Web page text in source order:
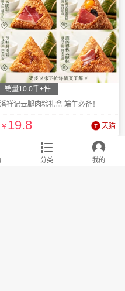
销量10.0千+件
潘祥记云腿肉粽礼盒 端午必备！
¥19.8 天猫

分类

我的